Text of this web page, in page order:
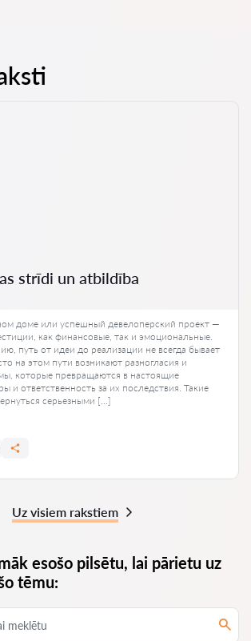
strīdi un atbildība
доме или успешный девелоперский проект —
как финансовые, так и эмоциональные.
путь от идеи до реализации не всегда бывает
на этом пути возникают разногласия и
которые превращаются в настоящие
и ответственность за их последствия. Такие
серьезными […]
Uz visiem rakstiem
esošo pilsētu, lai pārietu uz
tēmu: